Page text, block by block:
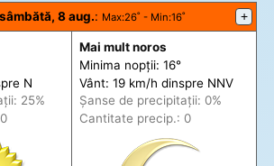
8 aug.: Max:26˚ - Min:16˚ +
N
: 25%
Mai mult noros
Minima nopții: 16°
Vânt: 19 km/h dinspre NNV
Șanse de precipitații: 0%
Cantitate precip.: 0